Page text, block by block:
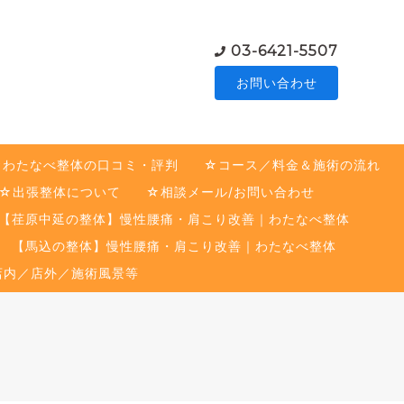
03-6421-5507
お問い合わせ
たなべ整体の口コミ・評判
☆コース／料金＆施術の流れ
出張整体について
☆相談メール/お問い合わせ
荏原中延の整体】慢性腰痛・肩こり改善｜わたなべ整体
【馬込の整体】慢性腰痛・肩こり改善｜わたなべ整体
内／店外／施術風景等